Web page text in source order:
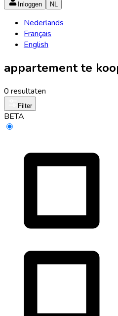
Inloggen NL
Nederlands
Français
English
appartement te
0 resultaten
Filter
BETA